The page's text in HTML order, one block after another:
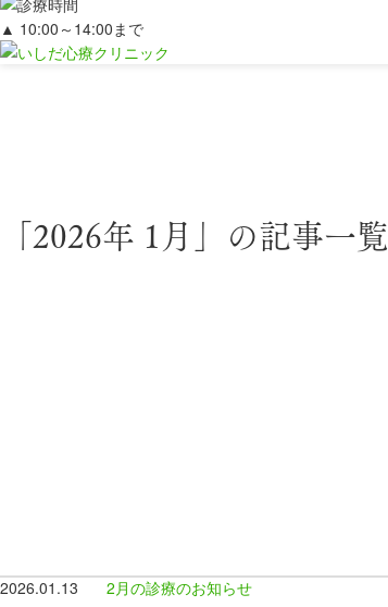
▲ 10:00～14:00まで
「2026年 1月」の記事一覧
2026.01.13 2月の診療のお知らせ